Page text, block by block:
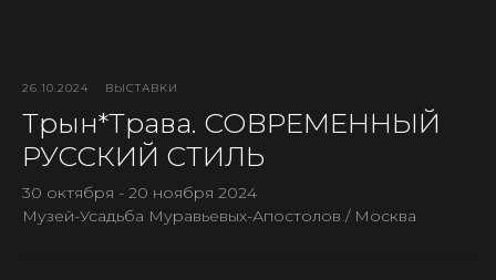
26.10.2024 ВЫСТАВКИ
Трын*Трава. СОВРЕМЕННЫЙ
РУССКИЙ СТИЛЬ
30 октября - 20 ноября 2024
Музей-Усадьба Муравьевых-Апостолов / Москва